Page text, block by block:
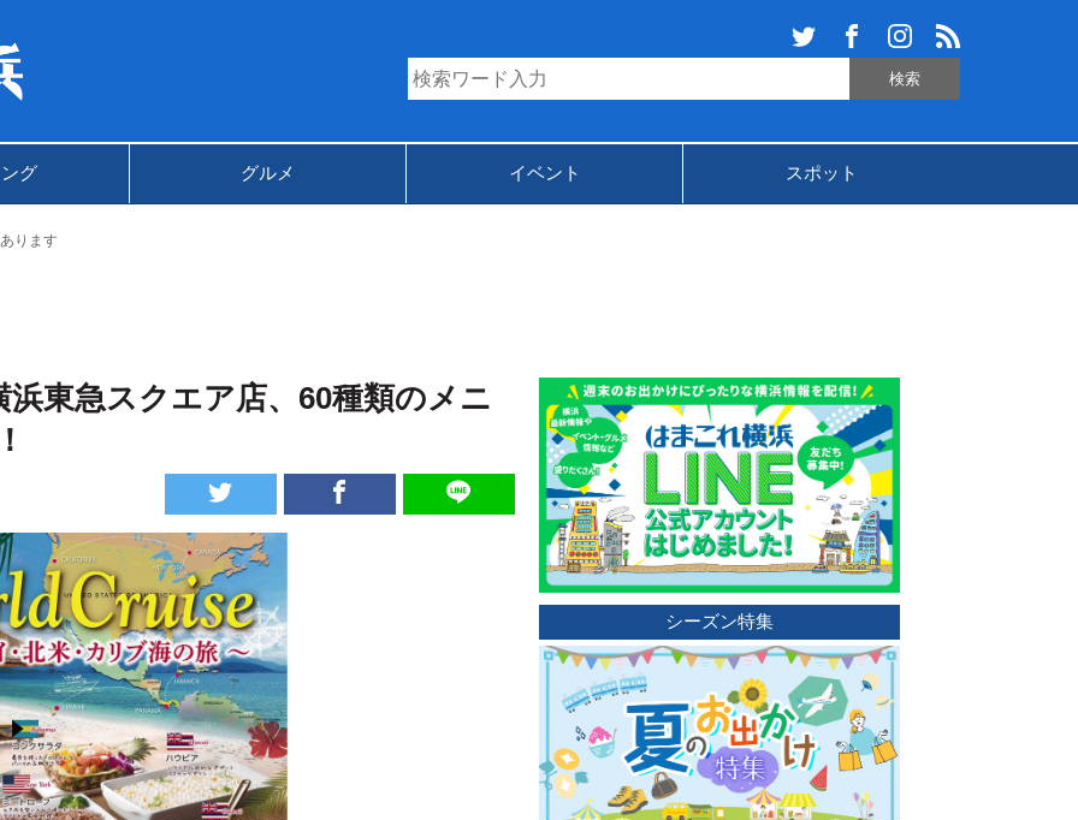
グ グルメ イベント スポット
ります
東急スクエア店、60種類のメニ
シーズン特集